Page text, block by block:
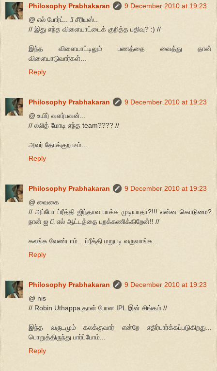
Philosophy Prabhakaran
9 December 2010 at 19:23
@ எல் போர்ட்.. பீ சீரியஸ்..
// இது எந்த விளையாட்டைக் குறித்த பதிவு? :) //
இந்த விளையாட்டிலும் பணத்தை வைத்து தான்
விளையாடுவார்கள்...
Reply
Philosophy Prabhakaran
9 December 2010 at 19:23
@ உயிர் வளர்பவன்...
// லலித் மோடி எந்த team???? //
அவர் தோக்குற டீம்...
Reply
Philosophy Prabhakaran
9 December 2010 at 19:23
@ வைகை
// அப்போ ப்ரீத்தி ஜிந்தாவ பாக்க முடியாதா?!!! என்ன கொடுமை?
நான் ஐ பி எல் ஆட்டத்தை புறக்கணிக்கிறேன்!! //
கலங்க வேண்டாம்... ப்ரீத்தி மறுபடி வருவாங்க...
Reply
Philosophy Prabhakaran
9 December 2010 at 19:23
@ nis
// Robin Uthappa தான் போன IPL இன் சிங்கம் //
இந்த வருடமும் கலக்குவார் என்றே எதிர்பார்க்கப்படுகிறது...
பொறுத்திருந்து பார்ப்போம்...
Reply